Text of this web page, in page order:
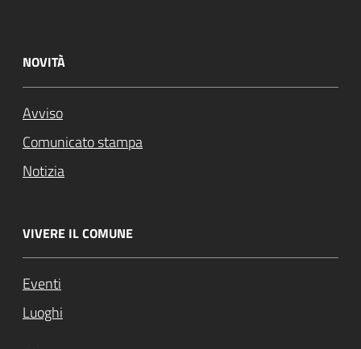
NOVITÀ
Avviso
Comunicato stampa
Notizia
VIVERE IL COMUNE
Eventi
Luoghi